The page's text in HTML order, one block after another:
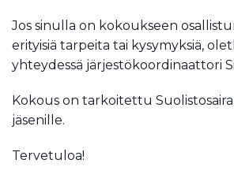
Jos sinulla on kokoukseen
erityisiä tarpeita tai kysymyksiä,
yhteydessä järjestökoordinaattori
Kokous on tarkoitettu
jäsenille.
Tervetuloa!